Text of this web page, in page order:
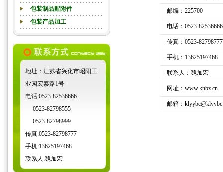
包装制品配附件
包装产品加工
地址：江苏省兴化市昭阳工
业园宏泰路1号
电话:0523-82536666
0523-82798555
0523-82798999
传真:0523-82798777
手机:13625197468
联系人:魏加宏
邮编：225700
电话： 0523-
传真： 0523-82798777
手机：13625197468
联系人：魏加宏
网址：www.knbz.cn
邮箱：